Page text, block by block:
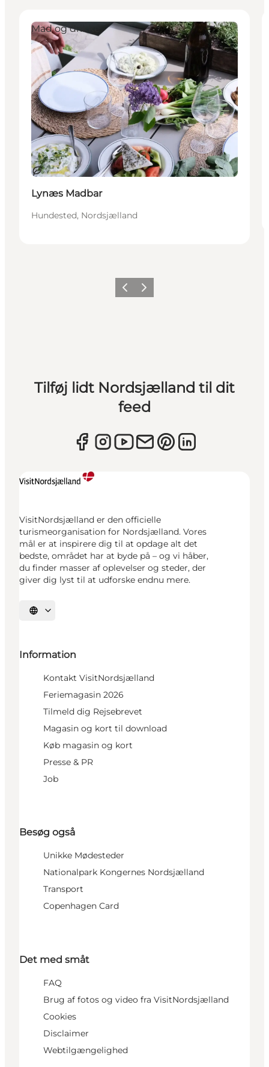
Bæredygtige oplevelser
Mad og drikke
Lynæs Madbar
Hundested, Nordsjælland
ForrigeNæste
Tilføj lidt Nordsjælland til dit
feed
VisitNordsjælland er den officielle
turismeorganisation for Nordsjælland. Vores
mål er at inspirere dig til at opdage alt det
bedste, området har at byde på – og vi håber,
du finder masser af oplevelser og steder, der
giver dig lyst til at udforske endnu mere.
Vælg sprog
Information
Kontakt VisitNordsjælland
Feriemagasin 2026
Tilmeld dig Rejsebrevet
Magasin og kort til download
Køb magasin og kort
Presse & PR
Job
Besøg også
Unikke Mødesteder
Nationalpark Kongernes Nordsjælland
Transport
Copenhagen Card
Det med småt
FAQ
Brug af fotos og video fra VisitNordsjælland
Cookies
Disclaimer
Webtilgængelighed